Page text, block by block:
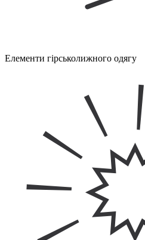
Елементи гірськолижного одягу